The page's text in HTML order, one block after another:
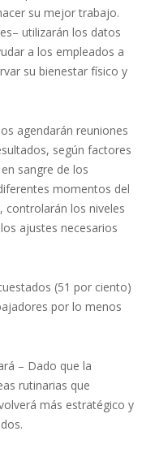
su mejor trabajo.
utilizarán los datos
a los empleados a
su bienestar físico y
agendarán reuniones
según factores
sangre de los
momentos del
controlarán los niveles
ajustes necesarios
(51 por ciento)
por lo menos
– Dado que la
rutinarias que
más estratégico y